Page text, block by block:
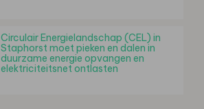
Circulair Energielandschap (CEL) in
Staphorst moet pieken en dalen in
duurzame energie opvangen en
elektriciteitsnet ontlasten